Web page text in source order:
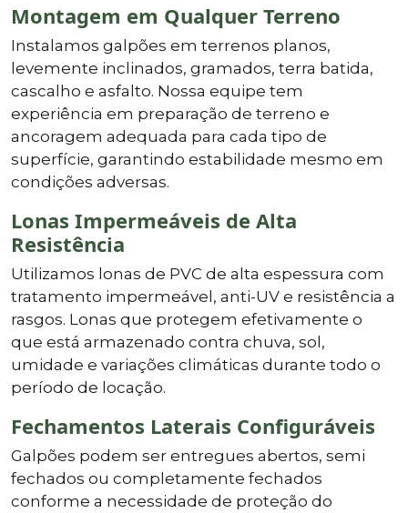
Montagem em Qualquer Terreno
Instalamos galpões em terrenos planos,
levemente inclinados, gramados, terra batida,
cascalho e asfalto. Nossa equipe tem
experiência em preparação de terreno e
ancoragem adequada para cada tipo de
superfície, garantindo estabilidade mesmo em
condições adversas.
Lonas Impermeáveis de Alta
Resistência
Utilizamos lonas de PVC de alta espessura com
tratamento impermeável, anti-UV e resistência a
rasgos. Lonas que protegem efetivamente o
que está armazenado contra chuva, sol,
umidade e variações climáticas durante todo o
período de locação.
Fechamentos Laterais Configuráveis
Galpões podem ser entregues abertos, semi
fechados ou completamente fechados
conforme a necessidade de proteção do